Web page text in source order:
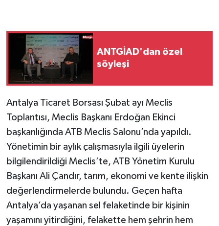
ANTGİAD'dan özel
söyleşi
Antalya Ticaret Borsası Şubat ayı Meclis
Toplantısı, Meclis Başkanı Erdoğan Ekinci
başkanlığında ATB Meclis Salonu’nda yapıldı.
Yönetimin bir aylık çalışmasıyla ilgili üyelerin
bilgilendirildiği Meclis’te, ATB Yönetim Kurulu
Başkanı Ali Çandır, tarım, ekonomi ve kente ilişkin
değerlendirmelerde bulundu. Geçen hafta
Antalya’da yaşanan sel felaketinde bir kişinin
yaşamını yitirdiğini, felakette hem şehrin hem